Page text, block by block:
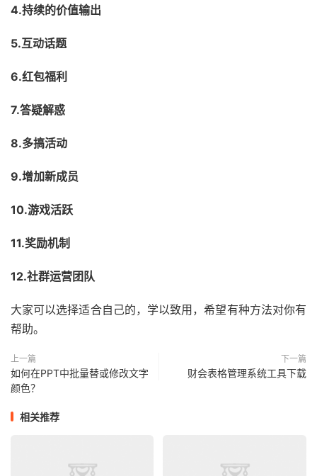
4.持续的价值输出
5.互动话题
6.红包福利
7.答疑解惑
8.多搞活动
9.增加新成员
10.游戏活跃
11.奖励机制
12.社群运营团队
大家可以选择适合自己的，学以致用，希望有种方法对你有
帮助。
上一篇
如何在PPT中批量替或修改文字
颜色？
下一篇
财会表格管理系统工具下载
相关推荐